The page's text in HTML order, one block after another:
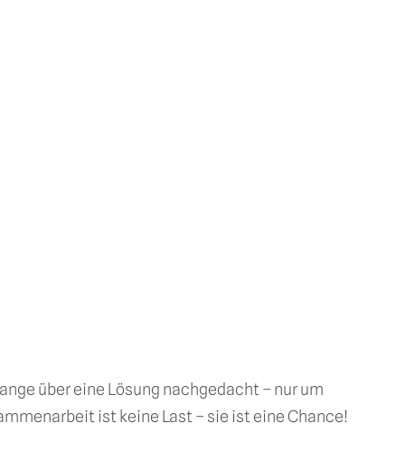
über eine Lösung nachgedacht – nur um
ist keine Last – sie ist eine Chance!